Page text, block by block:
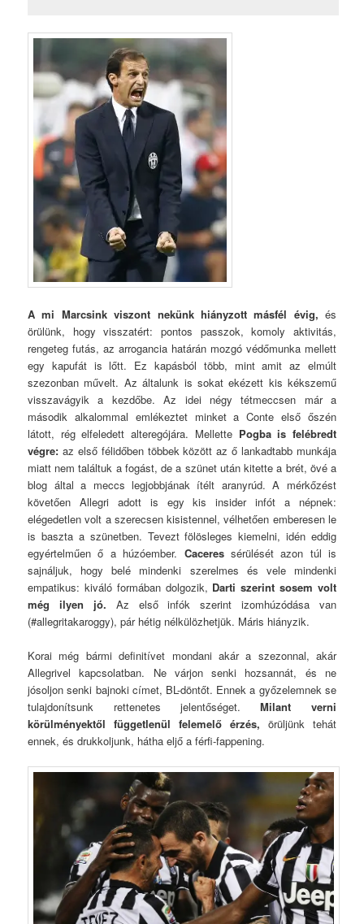
A mi Marcsink viszont nekünk hiányzott másfél évig, és
örülünk, hogy visszatért: pontos passzok, komoly aktivitás,
rengeteg futás, az arrogancia határán mozgó védőmunka mellett
egy kapufát is lőtt. Ez kapásból több, mint amit az elmúlt
szezonban művelt. Az általunk is sokat ekézett kis kékszemű
visszavágyik a kezdőbe. Az idei négy tétmeccsen már a
második alkalommal emlékeztet minket a Conte első őszén
látott, rég elfeledett alteregójára. Mellette Pogba is felébredt
végre: az első félidőben többek között az ő lankadtabb munkája
miatt nem találtuk a fogást, de a szünet után kitette a brét, övé a
blog által a meccs legjobbjának ítélt aranyrúd. A mérkőzést
követően Allegri adott is egy kis insider infót a népnek:
elégedetlen volt a szerecsen kisistennel, vélhetően emberesen le
is baszta a szünetben. Tevezt fölösleges kiemelni, idén eddig
egyértelműen ő a húzóember. Caceressérülését azon túl is
sajnáljuk, hogy belé mindenki szerelmes és vele mindenki
empatikus: kiváló formában dolgozik, Darti szerint sosem volt
még ilyen jó. Az első infók szerint izomhúzódása van
(#allegritakaroggy), pár hétig nélkülözhetjük. Máris hiányzik.
Korai még bármi definitívet mondani akár a szezonnal, akár
Allegrivel kapcsolatban. Ne várjon senki hozsannát, és ne
jósoljon senki bajnoki címet, BL-döntőt. Ennek a győzelemnek se
tulajdonítsunk rettenetes jelentőséget.Milant verni
körülményektől függetlenül felemelő érzés, örüljünk tehát
ennek, és drukkoljunk, hátha eljő a férfi-fappening.